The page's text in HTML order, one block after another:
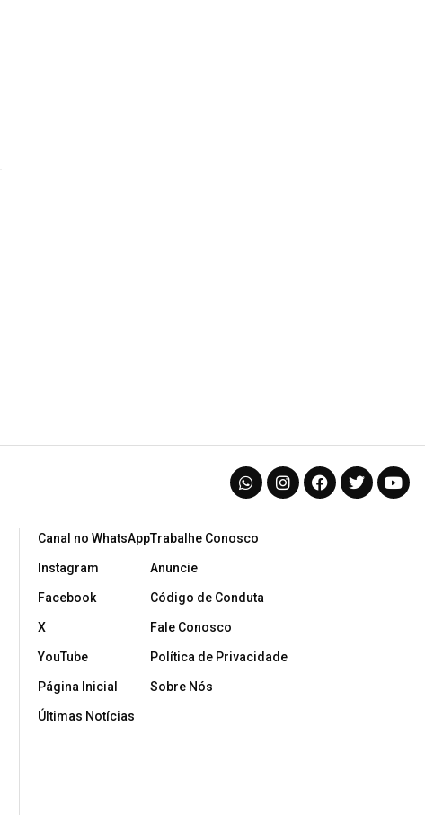
Canal no WhatsApp
Instagram
Facebook
X
YouTube
Página Inicial
Últimas Notícias
Trabalhe Conosco
Anuncie
Código de Conduta
Fale Conosco
Política de Privacidade
Sobre Nós